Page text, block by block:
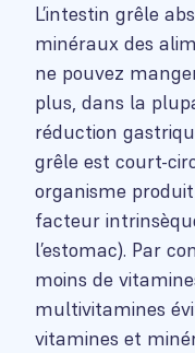
L’intestin grêle
minéraux des
ne pouvez
plus, dans la
réduction
grêle est court-
organisme
facteur
l’estomac). Par
moins de
multivitamines
vitamines et